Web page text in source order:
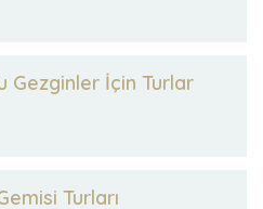
Gezginler İçin Turlar
Turları